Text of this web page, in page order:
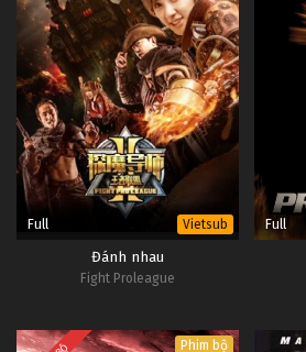
Full Vietsub
Đánh nhau
Fight Proleague
Full
Phim bộ